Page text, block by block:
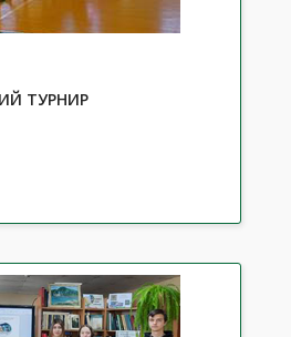
ТУРНИР